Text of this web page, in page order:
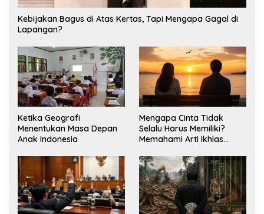
Kebijakan Bagus di Atas Kertas, Tapi Mengapa Gagal di
Lapangan?
Ketika Geografi
Menentukan Masa Depan
Anak Indonesia
Mengapa Cinta Tidak
Selalu Harus Memiliki?
Memahami Arti Ikhlas